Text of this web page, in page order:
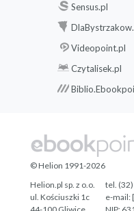
Sensus.pl
Videopoint.pl
Czytalisek.pl
© Helion 1991-2026
Helion.pl sp. z o.o.
ul. Kościuszki 1c
tel.
e-mail: